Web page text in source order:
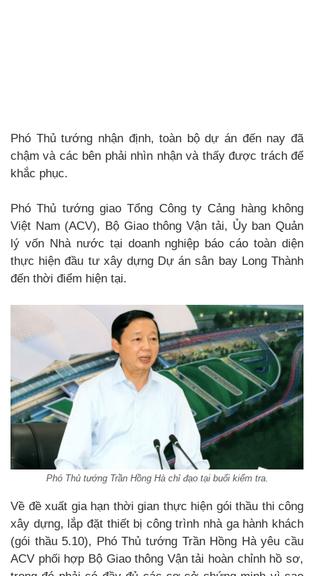
Phó Thủ tướng nhận định, toàn bộ dự án đến nay đã
chậm và các bên phải nhìn nhận và thấy được trách để
khắc phục.
Phó Thủ tướng giao Tổng Công ty Cảng hàng không
Việt Nam (ACV), Bộ Giao thông Vận tải, Ủy ban Quản
lý vốn Nhà nước tại doanh nghiệp báo cáo toàn diện
thực hiện đầu tư xây dựng Dự án sân bay Long Thành
đến thời điểm hiện tại.
Phó Thủ tướng Trần Hồng Hà chỉ đạo tại buổi kiểm tra.
Về đề xuất gia hạn thời gian thực hiện gói thầu thi công
xây dựng, lắp đặt thiết bị công trình nhà ga hành khách
(gói thầu 5.10), Phó Thủ tướng Trần Hồng Hà yêu cầu
ACV phối hợp Bộ Giao thông Vận tải hoàn chỉnh hồ sơ,